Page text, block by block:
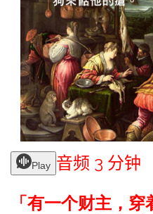
Play 音频 3 分钟
「有一个财主，